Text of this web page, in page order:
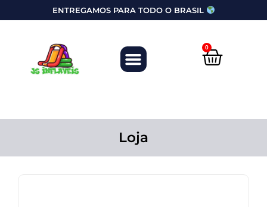
ENTREGAMOS PARA TODO O BRASIL
0
Loja